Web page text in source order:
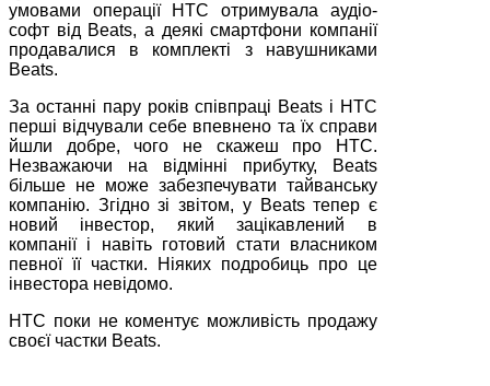
умовами операції HTC отримувала аудіо-
софт від Beats, а деякі смартфони компанії
продавалися в комплекті з навушниками
Beats.
За останні пару років співпраці Beats і HTC
перші відчували себе впевнено та їх справи
йшли добре, чого не скажеш про HTC.
Незважаючи на відмінні прибутку, Beats
більше не може забезпечувати тайванську
компанію. Згідно зі звітом, у Beats тепер є
новий інвестор, який зацікавлений в
компанії і навіть готовий стати власником
певної її частки. Ніяких подробиць про це
інвестора невідомо.
HTC поки не коментує можливість продажу
своєї частки Beats.